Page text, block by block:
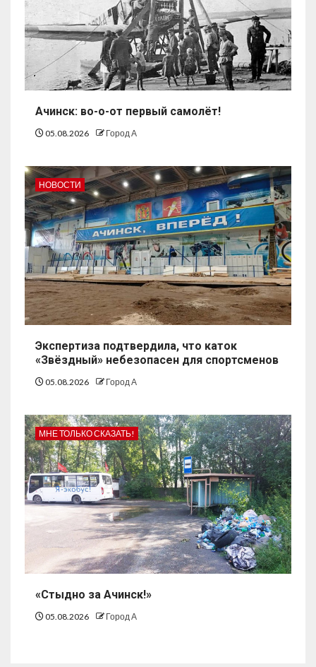
Ачинск: во-о-от первый самолёт!
05.08.2026 Город А
НОВОСТИ
Экспертиза подтвердила, что каток
«Звёздный» небезопасен для спортсменов
05.08.2026 Город А
МНЕ ТОЛЬКО СКАЗАТЬ!
«Стыдно за Ачинск!»
05.08.2026 Город А